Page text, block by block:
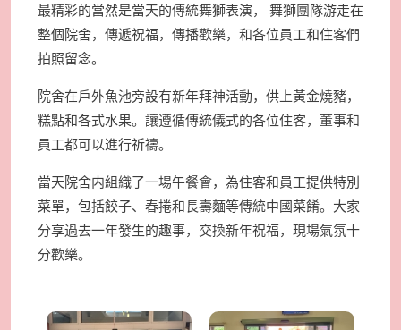
最精彩的當然是當天的傳統舞獅表演， 舞獅團隊游走在
整個院舍，傳遞祝福，傳播歡樂，和各位員工和住客們
拍照留念。
院舍在戶外魚池旁設有新年拜神活動，供上黃金燒豬，
糕點和各式水果。讓遵循傳統儀式的各位住客，董事和
員工都可以進行祈禱。
當天院舍内組織了一場午餐會，為住客和員工提供特別
菜單，包括餃子、春捲和長壽麵等傳統中國菜餚。大家
分享過去一年發生的趣事，交換新年祝福，現場氣氛十
分歡樂。